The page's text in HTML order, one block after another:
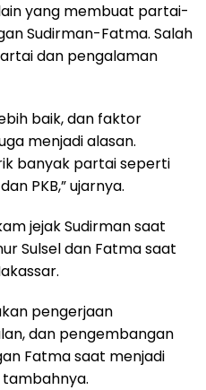
yang membuat partai-
Sudirman-Fatma. Salah
dan pengalaman
baik, dan faktor
menjadi alasan.
banyak partai seperti
PKB,” ujarnya.
jejak Sudirman saat
Sulsel dan Fatma saat
pengerjaan
dan pengembangan
Fatma saat menjadi
tambahnya.